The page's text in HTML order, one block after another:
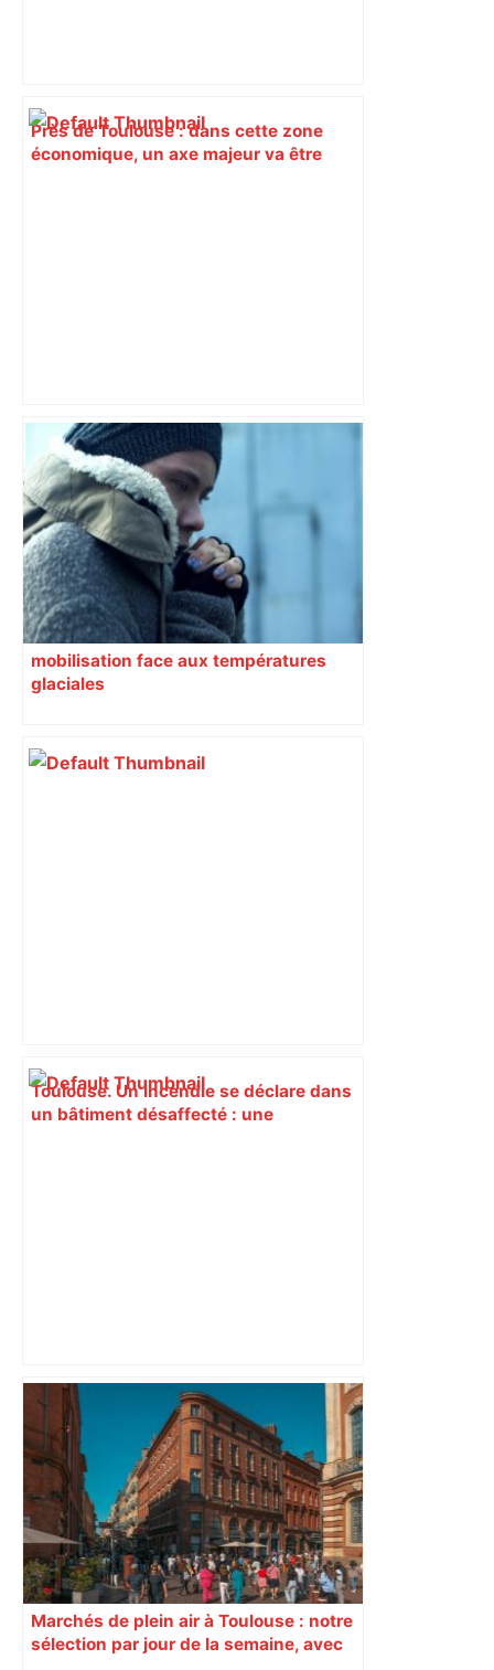
Près de Toulouse : dans cette zone
économique, un axe majeur va être
Bilan du marché du logement neuf :
une lueur d'espoir pour l'immobilier à
Toulouse ? – Actu.fr
mobilisation face aux températures
glaciales
Toulouse. Un incendie se déclare dans
un bâtiment désaffecté : une
« Rien d'inquiétant » pour Guillaume
Restes, le gardien de Toulouse, après
sa sortie à Metz – L'Équipe
Marchés de plein air à Toulouse : notre
sélection par jour de la semaine, avec